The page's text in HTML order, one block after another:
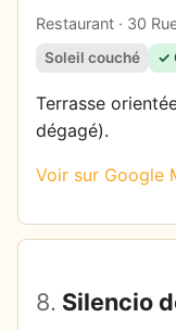
Restaurant · 30
Soleil couché ✓
Terrasse
dégagé).
Voir sur Google
8. Silencio